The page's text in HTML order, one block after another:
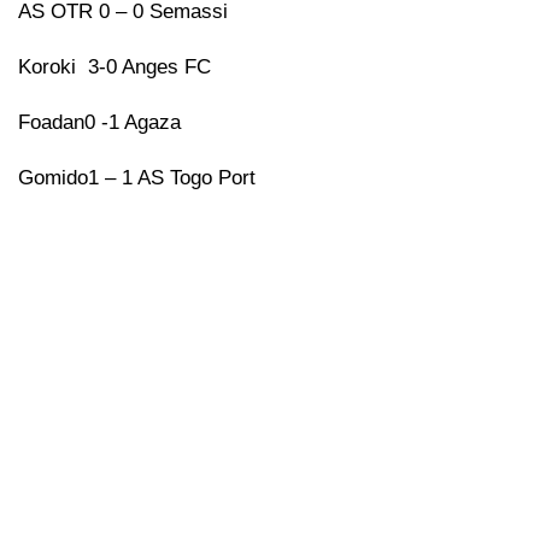
AS OTR 0 – 0 Semassi
Koroki 3-0 Anges FC
Foadan0 -1 Agaza
Gomido1 – 1 AS Togo Port